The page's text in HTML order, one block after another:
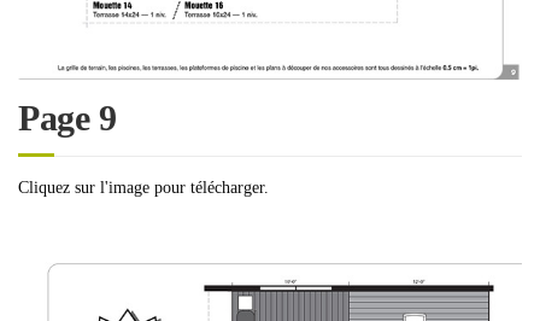
Page 9
Cliquez sur l'image pour télécharger.